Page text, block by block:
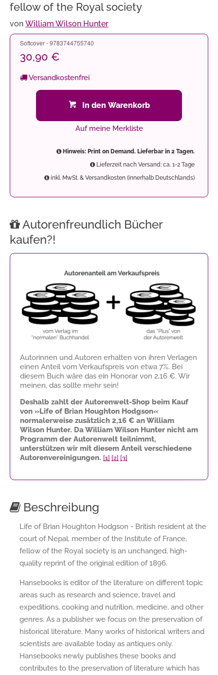
fellow of the Royal society
von William Wilson Hunter
Softcover - 9783744755740
30,90 €
Versandkostenfrei
In den Warenkorb
Auf meine Merkliste
Hinweis: Print on Demand. Lieferbar in 2 Tagen.
Lieferzeit nach Versand: ca. 1-2 Tage
inkl. MwSt. & Versandkosten (innerhalb Deutschlands)
Autorenfreundlich Bücher
kaufen?!
Autorinnen und Autoren erhalten von ihren Verlagen
einen Anteil vom Verkaufspreis von etwa 7%. Bei
diesem Buch wäre das ein Honorar von 2,16 €. Wir
meinen, das sollte mehr sein!
Deshalb zahlt der Autorenwelt-Shop beim Kauf
von »Life of Brian Houghton Hodgson«
normalerweise zusätzlich 2,16 € an William
Wilson Hunter. Da William Wilson Hunter nicht am
Programm der Autorenwelt teilnimmt,
unterstützen wir mit diesem Anteil verschiedene
Autorenvereinigungen. [1] [2] [3]
Beschreibung
Life of Brian Houghton Hodgson - British resident at the
court of Nepal, member of the Institute of France,
fellow of the Royal society is an unchanged, high-
quality reprint of the original edition of 1896.
Hansebooks is editor of the literature on different topic
areas such as research and science, travel and
expeditions, cooking and nutrition, medicine, and other
genres. As a publisher we focus on the preservation of
historical literature. Many works of historical writers and
scientists are available today as antiques only.
Hansebooks newly publishes these books and
contributes to the preservation of literature which has